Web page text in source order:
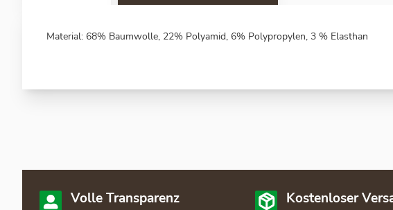
Material: 68% Baumwolle, 22% Polyamid, 6% Polypropylen, 3 % Elasthan
Volle Transparenz Kostenloser